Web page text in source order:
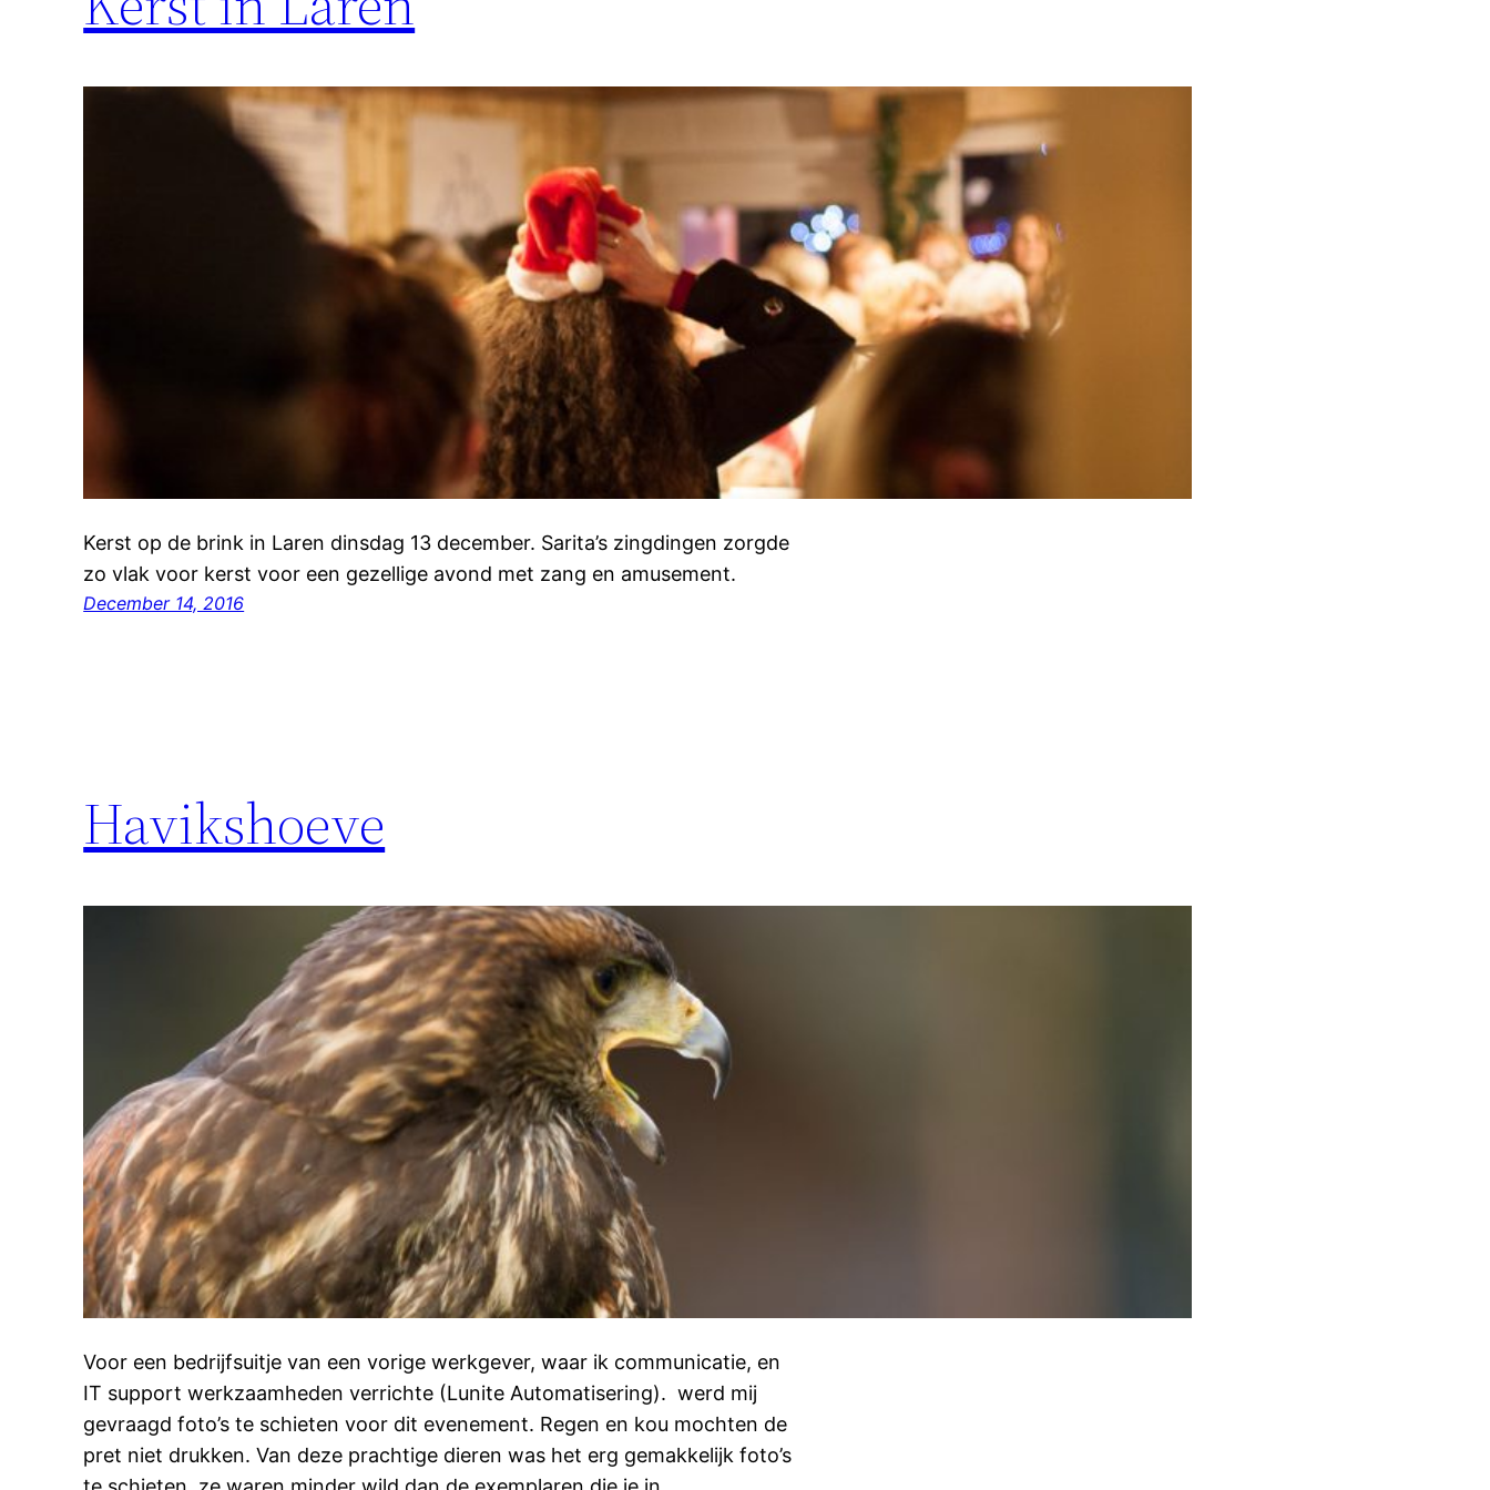
Kerst op de brink in Laren dinsdag 13 december. Sarita’s zingdingen zorgde
zo vlak voor kerst voor een gezellige avond met zang en amusement.
December 14, 2016
Havikshoeve
Voor een bedrijfsuitje van een vorige werkgever, waar ik communicatie, en
IT support werkzaamheden verrichte (Lunite Automatisering). werd mij
gevraagd foto’s te schieten voor dit evenement. Regen en kou mochten de
pret niet drukken. Van deze prachtige dieren was het erg gemakkelijk foto’s